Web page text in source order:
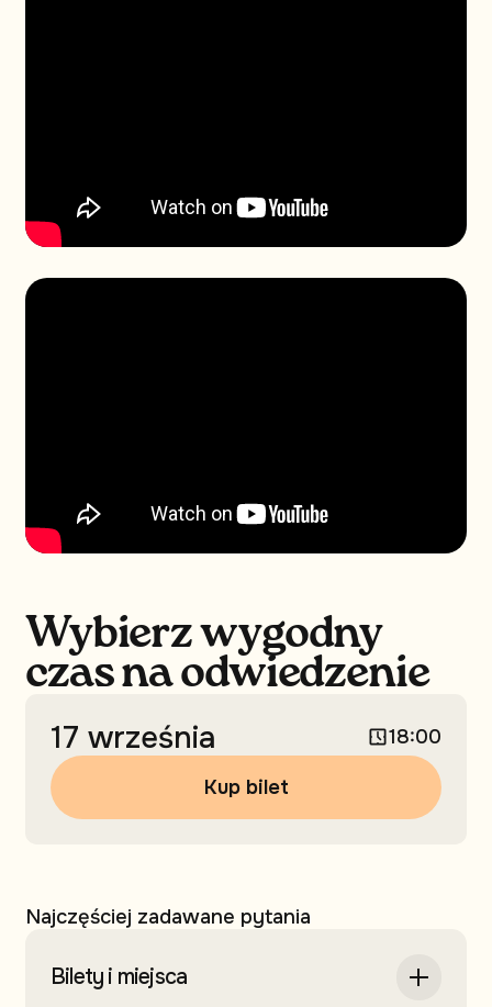
Wybierz wygodny
czas na odwiedzenie
17 września
18:00
Kup bilet
Najczęściej zadawane pytania
Bilety i miejsca